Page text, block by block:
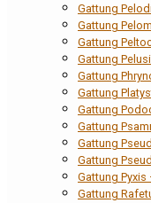
Gattung
Gattung
Gattung
Gattung
Gattung
Gattung
Gattung
Gattung
Gattung
Gattung
Gattung
Gattung